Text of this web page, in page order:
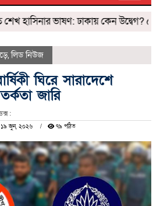
হাসিনার ভাষণ: ঢাকায় কেন উদ্বেগ? ৫
,লিড নিউজ
ঘিরে সারাদেশে
জারি
:
জুন, ২০২৬ ৭৯ পঠিত